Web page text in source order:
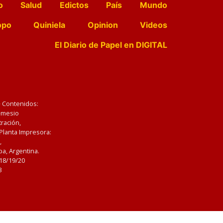
Salud Edictos País
Mundo
Quiniela Opinion
Videos
El Diario de Papel en DIGITAL
Impresora:
Argentina.
19/20